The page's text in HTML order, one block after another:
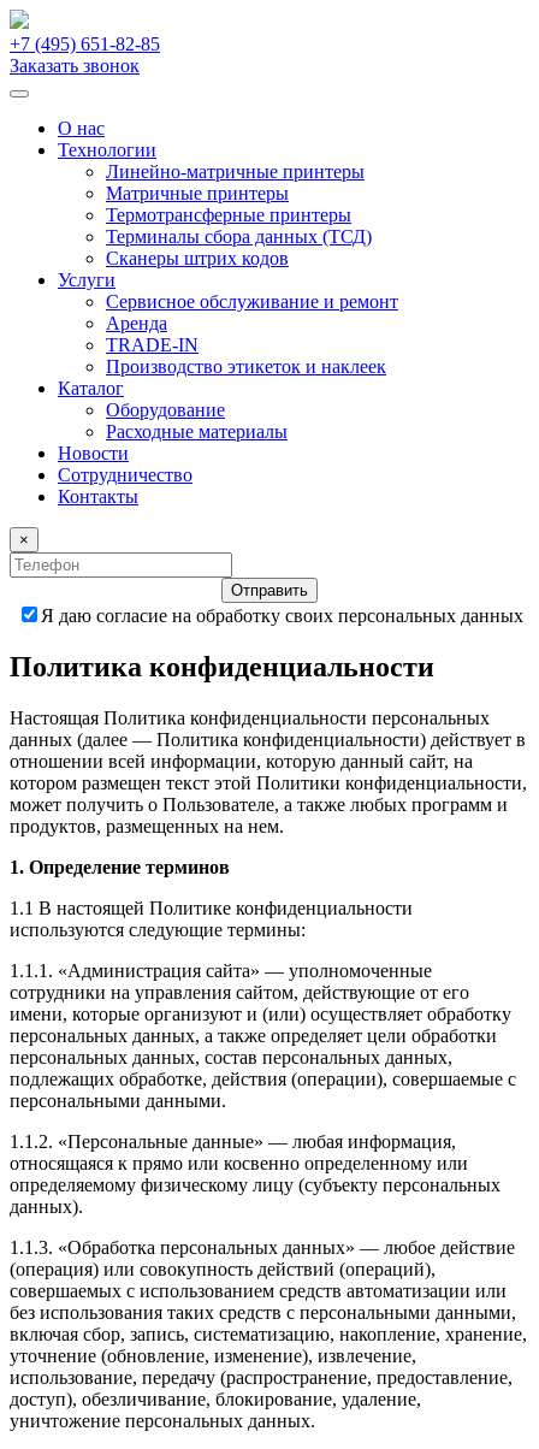
+7 (495) 651-82-85
Заказать звонок
О нас
Технологии
Линейно-матричные принтеры
Матричные принтеры
Термотрансферные принтеры
Терминалы сбора данных (ТСД)
Сканеры штрих кодов
Услуги
Сервисное обслуживание и ремонт
Аренда
TRADE-IN
Производство этикеток и наклеек
Каталог
Оборудование
Расходные материалы
Новости
Сотрудничество
Контакты
×
Отправить
Я даю согласие на обработку своих персональных данных
Политика конфиденциальности
Настоящая Политика конфиденциальности персональных
данных (далее — Политика конфиденциальности) действует в
отношении всей информации, которую данный сайт, на
котором размещен текст этой Политики конфиденциальности,
может получить о Пользователе, а также любых программ и
продуктов, размещенных на нем.
1. Определение терминов
1.1 В настоящей Политике конфиденциальности
используются следующие термины:
1.1.1. «Администрация сайта» — уполномоченные
сотрудники на управления сайтом, действующие от его
имени, которые организуют и (или) осуществляет обработку
персональных данных, а также определяет цели обработки
персональных данных, состав персональных данных,
подлежащих обработке, действия (операции), совершаемые с
персональными данными.
1.1.2. «Персональные данные» — любая информация,
относящаяся к прямо или косвенно определенному или
определяемому физическому лицу (субъекту персональных
данных).
1.1.3. «Обработка персональных данных» — любое действие
(операция) или совокупность действий (операций),
совершаемых с использованием средств автоматизации или
без использования таких средств с персональными данными,
включая сбор, запись, систематизацию, накопление, хранение,
уточнение (обновление, изменение), извлечение,
использование, передачу (распространение, предоставление,
доступ), обезличивание, блокирование, удаление,
уничтожение персональных данных.